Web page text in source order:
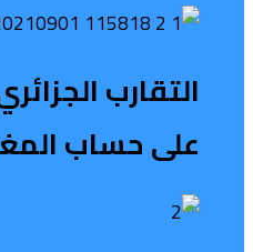
التقارب
على حساب